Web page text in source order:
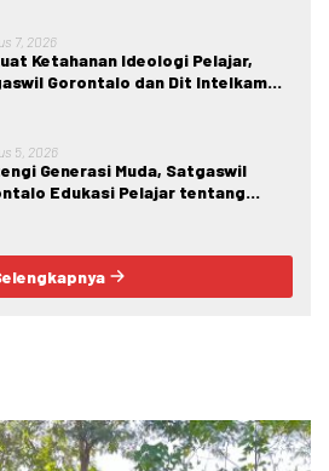
7, 2026
Ketahanan Ideologi Pelajar,
Gorontalo dan Dit Intelkam
5, 2026
Generasi Muda, Satgaswil
Edukasi Pelajar tentang